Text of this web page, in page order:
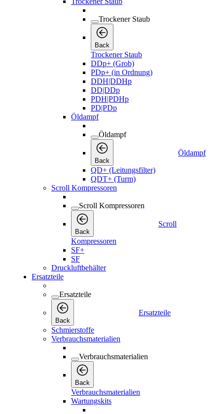
Trockener Staub
Back
Trockener Staub
DDp+ (Grob)
PDp+ (in Ordnung)
DDH|DDHp
DD|DDp
PDH|PDHp
PD|PDp
Öldampf
Öldampf
Back
Öldampf
QD+ (Leitungsfilter)
QDT+ (Turm)
Scroll Kompressoren
Scroll Kompressoren
Back
Scroll
Kompressoren
SF+
SF
Druckluftbehälter
Ersatzteile
Ersatzteile
Back
Ersatzteile
Schmierstoffe
Verbrauchsmaterialien
Verbrauchsmaterialien
Back
Verbrauchsmaterialien
Wartungskits